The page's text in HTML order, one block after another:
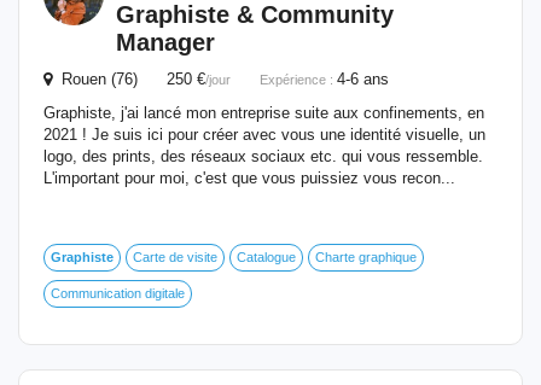
Graphiste & Community
Manager
Rouen (76) 250 €/jour Expérience : 4-6 ans
Graphiste, j'ai lancé mon entreprise suite aux confinements, en
2021 ! Je suis ici pour créer avec vous une identité visuelle, un
logo, des prints, des réseaux sociaux etc. qui vous ressemble.
L'important pour moi, c'est que vous puissiez vous recon...
Graphiste Carte de visite Catalogue Charte graphique
Communication digitale